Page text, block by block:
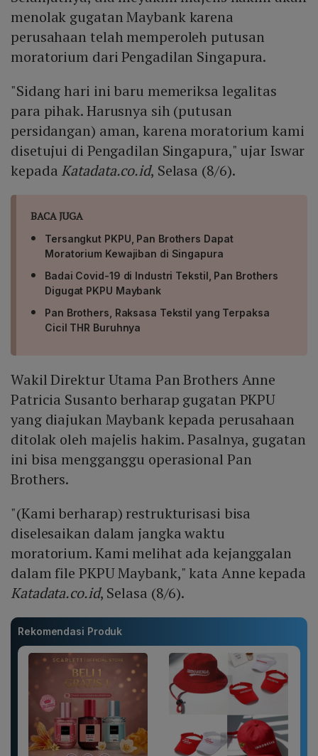
menolak gugatan Maybank karena
perusahaan telah memperoleh putusan
moratorium dari Pengadilan Singapura.
"Sidang hari ini baru memeriksa legalitas
para pihak. Harusnya sih (putusan
persidangan) aman, karena moratorium kami
disetujui di Pengadilan Singapura," ujar Iswar
kepada Katadata.co.id, Selasa (8/6).
BACA JUGA
Tersangkut PKPU, Pan Brothers Dapat
Moratorium Kewajiban di Singapura
Badai Covid-19 di Industri Tekstil, Pan Brothers
Digugat PKPU Maybank
Pan Brothers, Raksasa Tekstil yang Terpaksa
Cicil THR Buruhnya
Wakil Direktur Utama Pan Brothers Anne
Patricia Susanto berharap gugatan PKPU
yang diajukan Maybank kepada perusahaan
ditolak oleh majelis hakim. Pasalnya, gugatan
ini bisa mengganggu operasional Pan
Brothers.
"(Kami berharap) restrukturisasi bisa
diselesaikan dalam jangka waktu
moratorium. Kami melihat ada kejanggalan
dalam file PKPU Maybank," kata Anne kepada
Katadata.co.id, Selasa (8/6).
Rekomendasi Produk